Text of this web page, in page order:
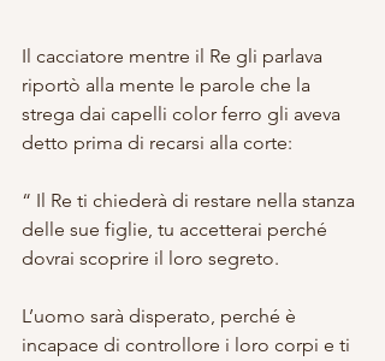
Il cacciatore mentre il Re gli parlava
riportò alla mente le parole che la
strega dai capelli color ferro gli aveva
detto prima di recarsi alla corte:
“ Il Re ti chiederà di restare nella stanza
delle sue figlie, tu accetterai perché
dovrai scoprire il loro segreto.
L’uomo sarà disperato, perché è
incapace di controllore i loro corpi e ti